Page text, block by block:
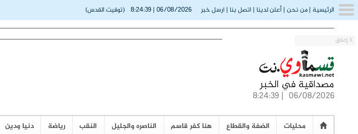
X إغلاق
الرئيسية |من نحن|أعلن لدينا | اتصل بنا | ارسل خبر 06/08/2026
|
8:24:40 (توقيت القدس)
06/08/2026
|
8:24:40
محليات الضفة والقطاع هنا كفر قاسم الناصره والجليل النقب رياضة دنيا ودين